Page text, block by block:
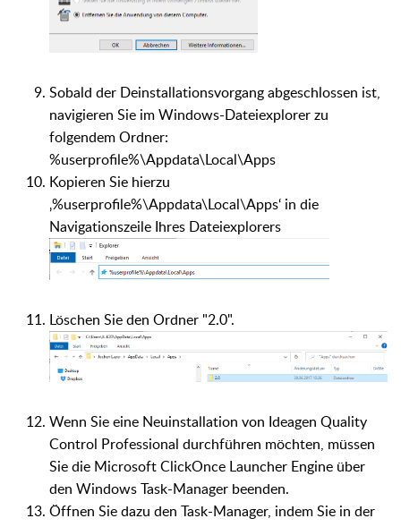
Sobald der Deinstallationsvorgang abgeschlossen ist,
navigieren Sie im Windows-Dateiexplorer zu
folgendem Ordner:
%userprofile%\Appdata\Local\Apps
Kopieren Sie hierzu
‚%userprofile%\Appdata\Local\Apps‘ in die
Navigationszeile Ihres Dateiexplorers
Löschen Sie den Ordner "2.0".
Wenn Sie eine Neuinstallation von Ideagen Quality
Control Professional durchführen möchten, müssen
Sie die Microsoft ClickOnce Launcher Engine über
den Windows Task-Manager beenden.
Öffnen Sie dazu den Task-Manager, indem Sie in der